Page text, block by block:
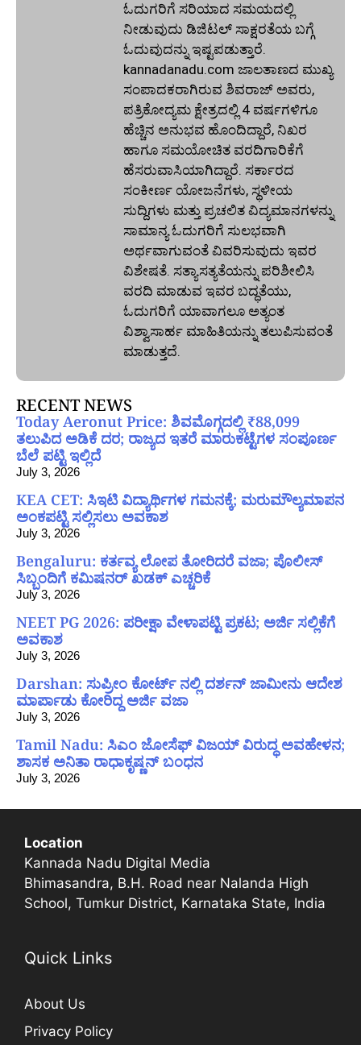
ಓದುಗರಿಗೆ ಸರಿಯಾದ ಸಮಯದಲ್ಲಿ
ನೀಡುವುದು ಡಿಜಿಟಲ್ ಸಾಕ್ಷರತೆಯ ಬಗ್ಗೆ
ಓದುವುದನ್ನು ಇಷ್ಟಪಡುತ್ತಾರೆ.
kannadanadu.com ಜಾಲತಾಣದ ಮುಖ್ಯ
ಸಂಪಾದಕರಾಗಿರುವ ಶಿವರಾಜ್ ಅವರು,
ಪತ್ರಿಕೋದ್ಯಮ ಕ್ಷೇತ್ರದಲ್ಲಿ 4 ವರ್ಷಗಳಿಗೂ
ಹೆಚ್ಚಿನ ಅನುಭವ ಹೊಂದಿದ್ದಾರೆ, ನಿಖರ
ಹಾಗೂ ಸಮಯೋಚಿತ ವರದಿಗಾರಿಕೆಗೆ
ಹೆಸರುವಾಸಿಯಾಗಿದ್ದಾರೆ. ಸರ್ಕಾರದ
ಸಂಕೀರ್ಣ ಯೋಜನೆಗಳು, ಸ್ಥಳೀಯ
ಸುದ್ದಿಗಳು ಮತ್ತು ಪ್ರಚಲಿತ ವಿದ್ಯಮಾನಗಳನ್ನು
ಸಾಮಾನ್ಯ ಓದುಗರಿಗೆ ಸುಲಭವಾಗಿ
ಅರ್ಥವಾಗುವಂತೆ ವಿವರಿಸುವುದು ಇವರ
ವಿಶೇಷತೆ. ಸತ್ಯಾಸತ್ಯತೆಯನ್ನು ಪರಿಶೀಲಿಸಿ
ವರದಿ ಮಾಡುವ ಇವರ ಬದ್ಧತೆಯು,
ಓದುಗರಿಗೆ ಯಾವಾಗಲೂ ಅತ್ಯಂತ
ವಿಶ್ವಾಸಾರ್ಹ ಮಾಹಿತಿಯನ್ನು ತಲುಪಿಸುವಂತೆ
ಮಾಡುತ್ತದೆ.
RECENT NEWS
Today Aeronut Price: ಶಿವಮೊಗ್ಗದಲ್ಲಿ ₹88,099
ತಲುಪಿದ ಅಡಿಕೆ ದರ; ರಾಜ್ಯದ ಇತರೆ ಮಾರುಕಟ್ಟೆಗಳ ಸಂಪೂರ್ಣ
ಬೆಲೆ ಪಟ್ಟಿ ಇಲ್ಲಿದೆ
July 3, 2026
KEA CET: ಸಿಇಟಿ ವಿದ್ಯಾರ್ಥಿಗಳ ಗಮನಕ್ಕೆ; ಮರುಮೌಲ್ಯಮಾಪನ
ಅಂಕಪಟ್ಟಿ ಸಲ್ಲಿಸಲು ಅವಕಾಶ
July 3, 2026
Bengaluru: ಕರ್ತವ್ಯ ಲೋಪ ತೋರಿದರೆ ವಜಾ; ಪೊಲೀಸ್
ಸಿಬ್ಬಂದಿಗೆ ಕಮಿಷನರ್ ಖಡಕ್ ಎಚ್ಚರಿಕೆ
July 3, 2026
NEET PG 2026: ಪರೀಕ್ಷಾ ವೇಳಾಪಟ್ಟಿ ಪ್ರಕಟ; ಅರ್ಜಿ ಸಲ್ಲಿಕೆಗೆ
ಅವಕಾಶ
July 3, 2026
Darshan: ಸುಪ್ರೀಂ ಕೋರ್ಟ್ ನಲ್ಲಿ ದರ್ಶನ್ ಜಾಮೀನು ಆದೇಶ
ಮಾರ್ಪಾಡು ಕೋರಿದ್ದ ಅರ್ಜಿ ವಜಾ
July 3, 2026
Tamil Nadu: ಸಿಎಂ ಜೋಸೆಫ್ ವಿಜಯ್ ವಿರುದ್ಧ ಅವಹೇಳನ;
ಶಾಸಕ ಅನಿತಾ ರಾಧಾಕೃಷ್ಣನ್ ಬಂಧನ
July 3, 2026
Location
Kannada Nadu Digital Media
Bhimasandra, B.H. Road near Nalanda High
School, Tumkur District, Karnataka State, India
Quick Links
About Us
Privacy Policy